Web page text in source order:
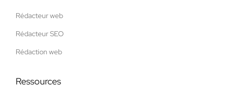
Rédacteur web
Rédacteur SEO
Rédaction web
Ressources